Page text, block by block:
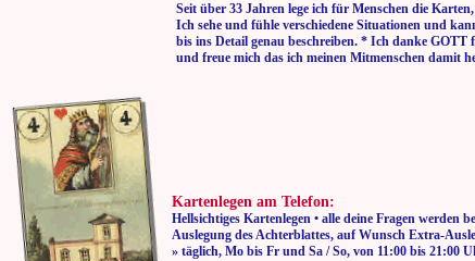
Seit über 33 Jahren lege ich für Menschen die
Ich sehe und fühle verschiedene Situationen und
bis ins Detail genau beschreiben. * Ich danke GOTT
und freue mich das ich meinen Mitmenschen damit
Kartenlegen am Telefon:
Hellsichtiges Kartenlegen • alle deine Fragen werden
Auslegung des Achterblattes, auf Wunsch Extra-
» täglich, Mo bis Fr und Sa / So, von